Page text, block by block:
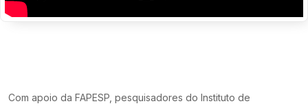
Com apoio da FAPESP, pesquisadores do Instituto de